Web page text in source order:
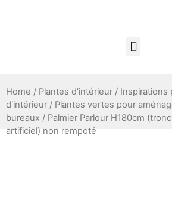
Home / Plantes d'intérieur / Inspirations
d'intérieur / Plantes vertes pour
bureaux / Palmier Parlour H180cm
artificiel) non rempoté